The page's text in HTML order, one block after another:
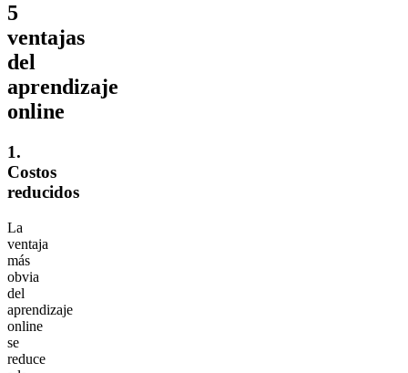
5
ventajas
del
aprendizaje
online
1.
Costos
reducidos
La
ventaja
más
obvia
del
aprendizaje
online
se
reduce